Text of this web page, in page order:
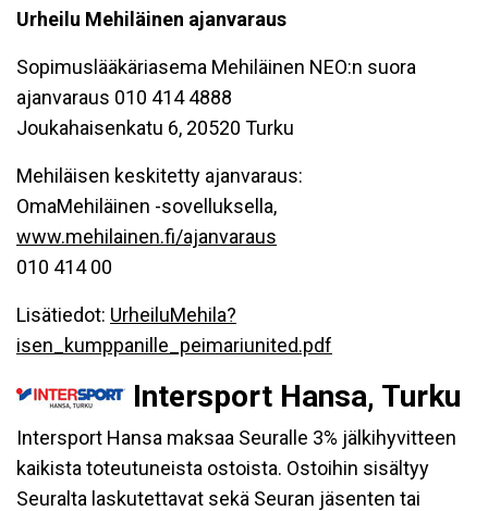
Urheilu Mehiläinen ajanvaraus
Sopimuslääkäriasema Mehiläinen NEO:n suora
ajanvaraus 010 414 4888
Joukahaisenkatu 6, 20520 Turku
Mehiläisen keskitetty ajanvaraus:
OmaMehiläinen -sovelluksella,
www.mehilainen.fi/ajanvaraus
010 414 00
Lisätiedot: UrheiluMehila?
isen_kumppanille_peimariunited.pdf
Intersport Hansa, Turku
Intersport Hansa maksaa Seuralle 3% jälkihyvitteen
kaikista toteutuneista ostoista. Ostoihin sisältyy
Seuralta laskutettavat sekä Seuran jäsenten tai